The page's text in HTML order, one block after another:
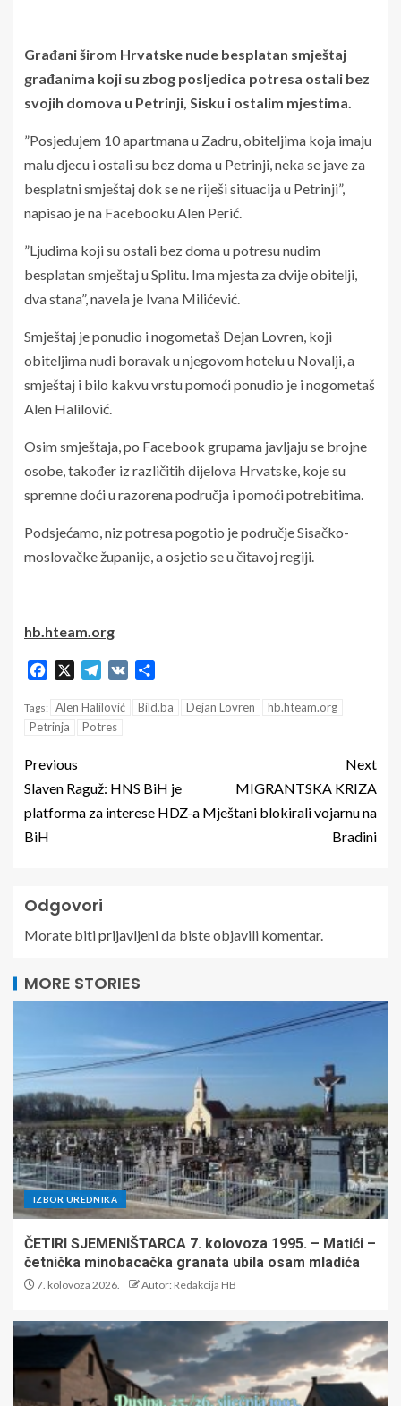
Građani širom Hrvatske nude besplatan smještaj
građanima koji su zbog posljedica potresa ostali bez
svojih domova u Petrinji, Sisku i ostalim mjestima.
”Posjedujem 10 apartmana u Zadru, obiteljima koja imaju
malu djecu i ostali su bez doma u Petrinji, neka se jave za
besplatni smještaj dok se ne riješi situacija u Petrinji”,
napisao je na Facebooku Alen Perić.
”Ljudima koji su ostali bez doma u potresu nudim
besplatan smještaj u Splitu. Ima mjesta za dvije obitelji,
dva stana”, navela je Ivana Milićević.
Smještaj je ponudio i nogometaš Dejan Lovren, koji
obiteljima nudi boravak u njegovom hotelu u Novalji, a
smještaj i bilo kakvu vrstu pomoći ponudio je i nogometaš
Alen Halilović.
Osim smještaja, po Facebook grupama javljaju se brojne
osobe, također iz različitih dijelova Hrvatske, koje su
spremne doći u razorena područja i pomoći potrebitima.
Podsjećamo, niz potresa pogotio je područje Sisačko-
moslovačke županije, a osjetio se u čitavoj regiji.
hb.hteam.org
Facebook Telegram
VK
Tags: Alen Halilović Bild.ba Dejan Lovren
hb.hteam.org
Petrinja
Potres
Previous
Slaven Raguž: HNS BiH je
platforma za interese HDZ-a
BiH
Next
MIGRANTSKA KRIZA
Mještani blokirali vojarnu na
Bradini
Odgovori
Morate bitiprijavljenida biste objavili komentar.
MORE STORIES
IZBOR UREDNIKA
ČETIRI SJEMENIŠTARCA 7. kolovoza 1995. – Matići –
četnička minobacačka granata ubila osam mladića
7. kolovoza 2026. Autor: Redakcija HB